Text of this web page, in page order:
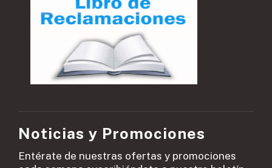
Noticias y Promociones
Entérate de nuestras ofertas y promociones